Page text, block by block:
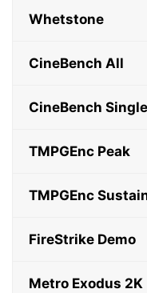
Whetstone
CineBench All
CineBench Single
TMPGEnc Peak
TMPGEnc
FireStrike Demo
Metro Exodus 2K